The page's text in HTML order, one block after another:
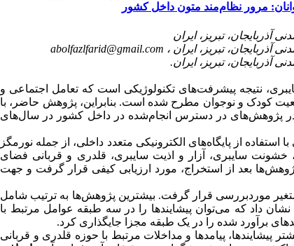
مرور نظام‌مند متون داخل کشور
abolfazlfarid@gmail.com
نتیجه پیشرفت‌های تکنولوژیکی است که تعامل اجتماعی و
کودک و نوجوان مطرح شده است. بنابراین، پژوهش حاضر، با
در پژوهش‌های در دسترس انجام‌شده در داخل کشور در سال‌های
از پایگاه‌های الکترونیکی متعدد داخلی، از جمله نورمگز
خشونت سایبری، آزار و اذیت سایبری، قلدری و قربانی فضای
بعد از استخراج، مورد ارزیابی کیفی قرار گرفت و جهت
جستجو و ارزیابی مطالعات، تحلیل نهایی بر روی 30 پژوهش با 40 متغیر موردبررسی قرار گرفت. بیشترین پژوهش‌ها به ترتیب شامل
نشان داد که می‌توان پیشایندها را در سه طبقه عوامل مرتبط با
برآورد شده را در یک طبقه مجزا جایگذاری کرد.
پیامدها و مداخلات مرتبط با حوزه قلدری و قربانی